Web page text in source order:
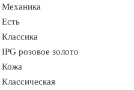
Механика
Есть
Классика
IPG розовое золото
Кожа
Классическая